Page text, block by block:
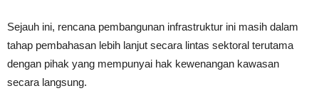
Sejauh ini, rencana pembangunan infrastruktur ini masih dalam
tahap pembahasan lebih lanjut secara lintas sektoral terutama
dengan pihak yang mempunyai hak kewenangan kawasan
secara langsung.